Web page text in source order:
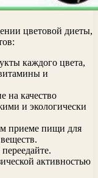
цветовой диеты,
каждого цвета,
и
на качество
и экологически
приеме пищи для
активностью